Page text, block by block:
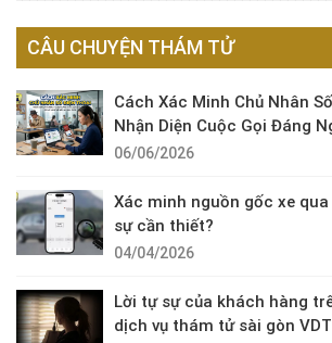
CÂU CHUYỆN THÁM TỬ
Cách Xác Minh Chủ Nhân
Nhận Diện Cuộc Gọi Đáng
06/06/2026
Xác minh nguồn gốc xe
sự cần thiết?
04/04/2026
Lời tự sự của khách hàng
dịch vụ thám tử sài gòn VDT